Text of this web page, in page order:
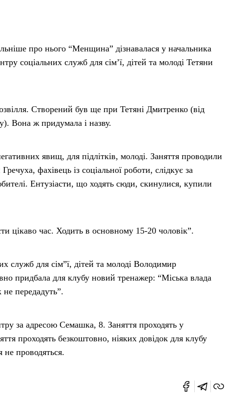
про нього “Менщина” дізнавалася у начальника
соціальних служб для сім’ї, дітей та молоді Тетяни
Створений був ще при Тетяні Дмитренко (від
Вона ж придумала і назву.
явищ, для підлітків, молоді. Заняття проводили
фахівець із соціальної роботи, слідкує за
Ентузіасти, що ходять сюди, скинулися, купили
цікаво час. Ходить в основному 15-20 чоловік”.
служб для сім”ї, дітей та молоді Володимир
придбала для клубу новий тренажер: “Міська влада
не передадуть”.
за адресою Семашка, 8. Заняття проходять у
проходять безкоштовно, ніяких довідок для клубу
не проводяться.